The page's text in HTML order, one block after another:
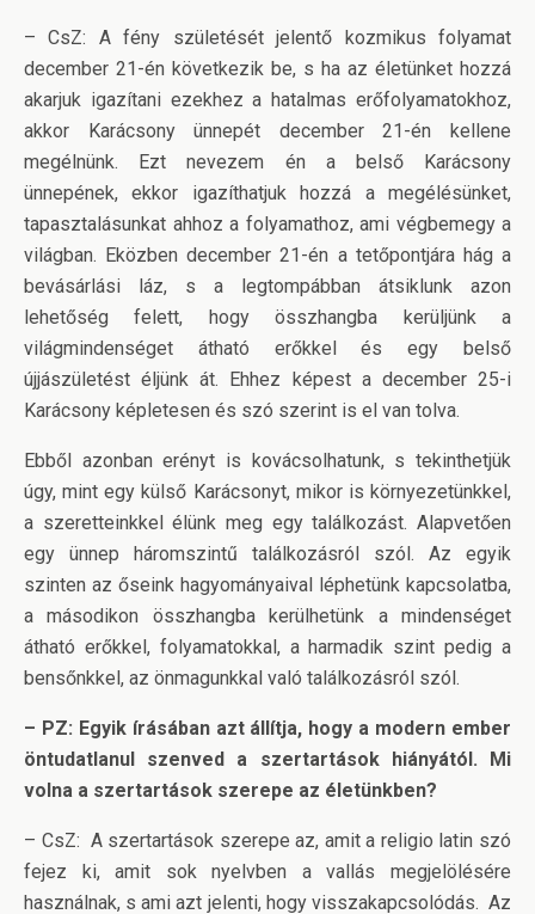
– CsZ: A fény születését jelentő kozmikus folyamat
december 21-én következik be, s ha az életünket hozzá
akarjuk igazítani ezekhez a hatalmas erőfolyamatokhoz,
akkor Karácsony ünnepét december 21-én kellene
megélnünk. Ezt nevezem én a belső Karácsony
ünnepének, ekkor igazíthatjuk hozzá a megélésünket,
tapasztalásunkat ahhoz a folyamathoz, ami végbemegy a
világban. Eközben december 21-én a tetőpontjára hág a
bevásárlási láz, s a legtompábban átsiklunk azon
lehetőség felett, hogy összhangba kerüljünk a
világmindenséget átható erőkkel és egy belső
újjászületést éljünk át. Ehhez képest a december 25-i
Karácsony képletesen és szó szerint is el van tolva.
Ebből azonban erényt is kovácsolhatunk, s tekinthetjük
úgy, mint egy külső Karácsonyt, mikor is környezetünkkel,
a szeretteinkkel élünk meg egy találkozást. Alapvetően
egy ünnep háromszintű találkozásról szól. Az egyik
szinten az őseink hagyományaival léphetünk kapcsolatba,
a másodikon összhangba kerülhetünk a mindenséget
átható erőkkel, folyamatokkal, a harmadik szint pedig a
bensőnkkel, az önmagunkkal való találkozásról szól.
– PZ: Egyik írásában azt állítja, hogy a modern ember
öntudatlanul szenved a szertartások hiányától. Mi
volna a szertartások szerepe az életünkben?
– CsZ: A szertartások szerepe az, amit a religio latin szó
fejez ki, amit sok nyelvben a vallás megjelölésére
használnak, s ami azt jelenti, hogy visszakapcsolódás. Az